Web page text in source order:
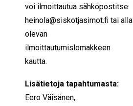
voi ilmoittautua sähköpostitse:
heinola@siskotjasimot.fi tai alla
olevan
ilmoittautumislomakkeen
kautta.
Lisätietoja tapahtumasta:
Eero Väisänen,